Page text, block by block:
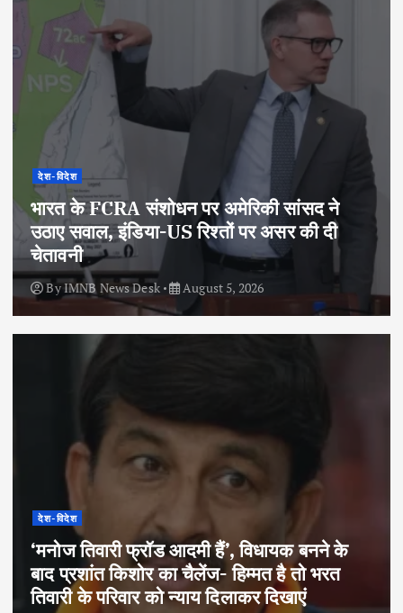
देश-विदेश
भारत के FCRA संशोधन पर अमेरिकी सांसद ने
उठाए सवाल, इंडिया-US रिश्तों पर असर की दी
चेतावनी
ByIMNB News Desk August 5, 2026
देश-विदेश
‘मनोज तिवारी फ्रॉड आदमी हैं’, विधायक बनने के
बाद प्रशांत किशोर का चैलेंज- हिम्मत है तो भरत
तिवारी के परिवार को न्याय दिलाकर दिखाएं